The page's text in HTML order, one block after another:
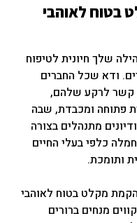
בטוח לאוהבי
שלך חיונית לטיפוח
ודא שכל החברים
קשר לרקע שלהם,
פתוחה ומכבדת, שבה
מתנהלים בצורה
כלפי בעלי החיים
ותומכת.
מקלט בטוח לאוהבי
מנחים ברורים